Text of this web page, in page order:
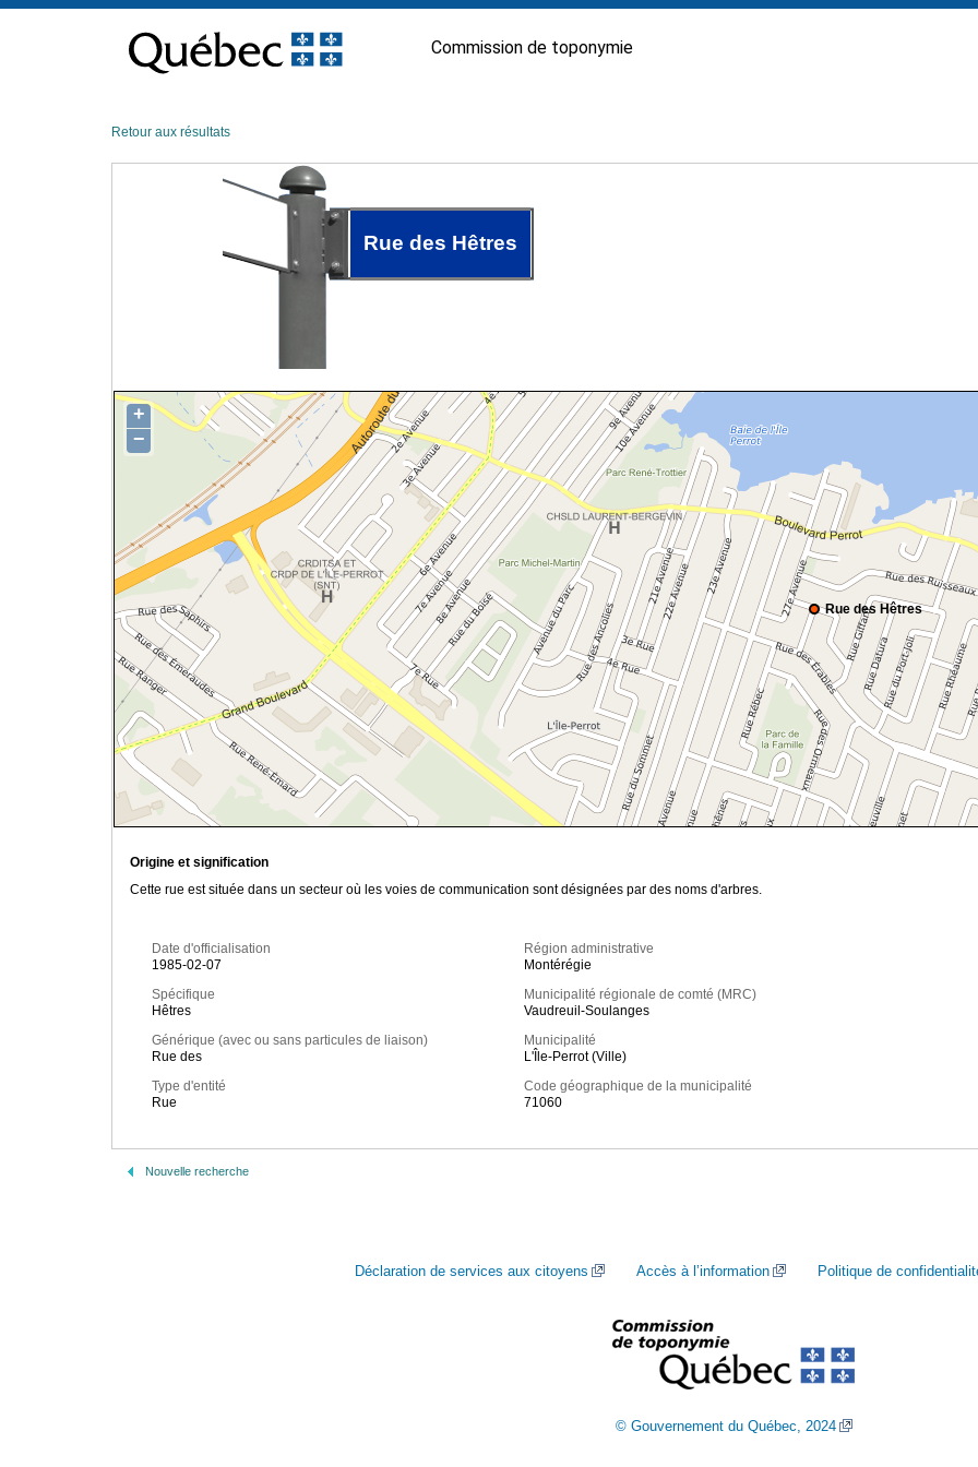
contenu
Commission de toponymie
Retour aux résultats
Rue des Hêtres
Rue des Hêtres
+
−
Origine et signification
Cette rue est située dans un secteur où les voies de communication sont désignées par des noms d'arbres.
Date d'officialisation
1985-02-07
Spécifique
Hêtres
Générique (avec ou sans particules de liaison)
Rue des
Type d'entité
Rue
Région administrative
Montérégie
Municipalité régionale de comté (MRC)
Vaudreuil-Soulanges
Municipalité
L'Île-Perrot (Ville)
Code géographique de la municipalité
71060
Nouvelle recherche
Déclaration de services aux citoyens Accès à l’information Politique de
© Gouvernement du Québec, 2024